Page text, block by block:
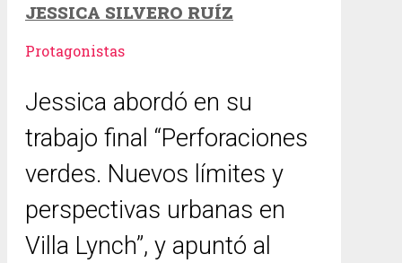
JESSICA SILVERO RUÍZ
Protagonistas
Jessica abordó en su
trabajo final “Perforaciones
verdes. Nuevos límites y
perspectivas urbanas en
Villa Lynch”, y apuntó al